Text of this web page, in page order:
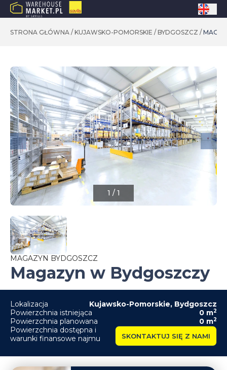
STRONA GŁÓWNA / KUJAWSKO-POMORSKIE / BYDGOSZCZ /
1 / 1
MAGAZYN BYDGOSZCZ
Magazyn w Bydgoszczy
Lokalizacja Kujawsko-Pomorskie, Bydgoszcz
Powierzchnia istniejąca
0 m2
Powierzchnia planowana 0 m2
Powierzchnia dostępna i
warunki finansowe najmu
SKONTAKTUJ SIĘ Z NAMI